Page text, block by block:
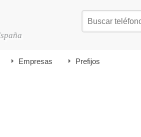
Empresas Prefijos